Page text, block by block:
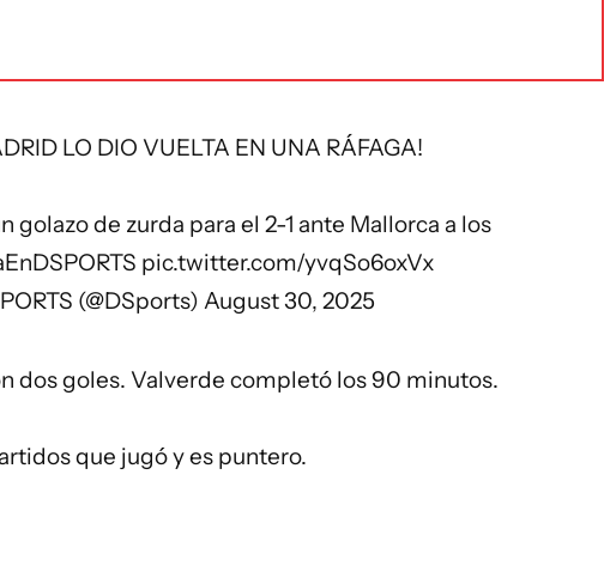
LO DIO VUELTA EN UNA RÁFAGA!
golazo de zurda para el 2-1 ante Mallorca a los
pic.twitter.com/yvqSo6oxVx
(@DSports)August 30, 2025
dos goles. Valverde completó los 90 minutos.
que jugó y es puntero.